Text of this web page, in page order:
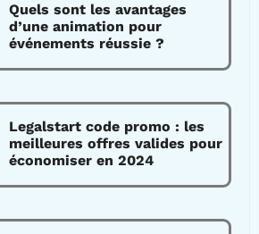
Quels sont les avantages
d’une animation pour
événements réussie ?
Legalstart code promo : les
meilleures offres valides pour
économiser en 2024